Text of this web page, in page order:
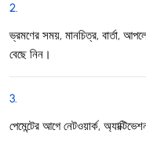
2.
ভ্রমণের সময়, মানচিত্র, বার্তা,
বেছে নিন।
3.
পেমেন্টের আগে নেটওয়ার্ক,